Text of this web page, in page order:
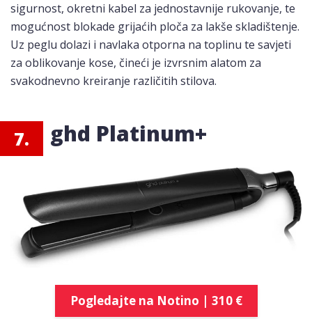
sigurnost, okretni kabel za jednostavnije rukovanje, te
mogućnost blokade grijaćih ploča za lakše skladištenje.
Uz peglu dolazi i navlaka otporna na toplinu te savjeti
za oblikovanje kose, čineći je izvrsnim alatom za
svakodnevno kreiranje različitih stilova.
7. ghd Platinum+
Pogledajte na Notino | 310 €